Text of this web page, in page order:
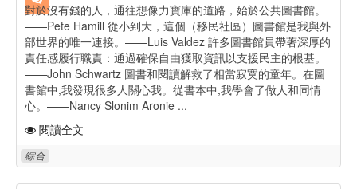
對於沒有錢的人，通往想像力寶庫的道路，始於公共圖書館。
——Pete Hamill 從小到大，這個（移民社區）圖書館是我與外
部世界的唯一連接。——Luis Valdez 許多圖書館員帶著深厚的
責任感履行職責：通過確保自由獲取資訊以支援民主的根基。
——John Schwartz 圖書和閱讀解救了相當寂寞的童年。在圖
書館中,我發現很多人關心我。從書本中,我學會了做人和同情
心。——Nancy Slonim Aronie ...
閱讀全文
綜合